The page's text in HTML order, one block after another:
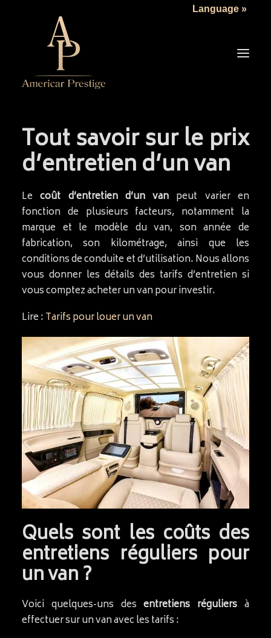
LA SOCIÉTÉ
LES VÉHICULES
SERVICES
ACTUALITÉS
NOUS CONTACTER
Tout savoir sur le prix
d’entretien d’un van
Lecoût d’entretien d’un van peut varier en
fonction de plusieurs facteurs, notamment la
marque et le modèle du van, son année de
fabrication, son kilométrage, ainsi que les
conditions de conduite et d’utilisation. Nous allons
vous donner les détails des tarifs d’entretien si
vous comptez acheter un van pour investir.
Lire :Tarifs pour louer un van
Quels sont les coûts des
entretiens réguliers pour
un van ?
Voici quelques-uns desentretiens réguliers à
effectuer sur un van avec les tarifs :
Language »